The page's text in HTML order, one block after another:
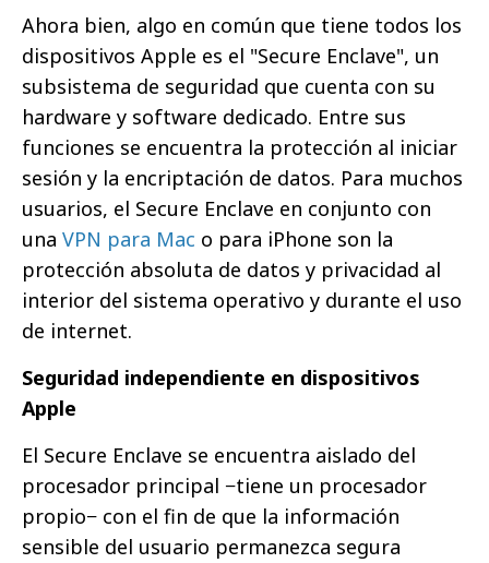
Ahora bien, algo en común que tiene todos los
dispositivos Apple es el "Secure Enclave", un
subsistema de seguridad que cuenta con su
hardware y software dedicado. Entre sus
funciones se encuentra la protección al iniciar
sesión y la encriptación de datos.​​​​​​​ Para muchos
usuarios, el Secure Enclave en conjunto con
una VPN para Mac o para iPhone son la
protección absoluta de datos y privacidad al
interior del sistema operativo y durante el uso
de internet.
Seguridad independiente en dispositivos
Apple
El Secure Enclave se encuentra aislado del
procesador principal −tiene un procesador
propio− con el fin de que la información
sensible del usuario permanezca segura